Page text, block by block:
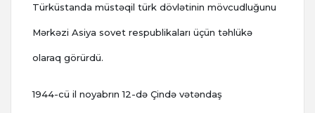
Türküstanda müstəqil türk dövlətinin mövcudluğunu
Mərkəzi Asiya sovet respublikaları üçün təhlükə
olaraq görürdü.
1944-cü il noyabrın 12-də Çində vətəndaş